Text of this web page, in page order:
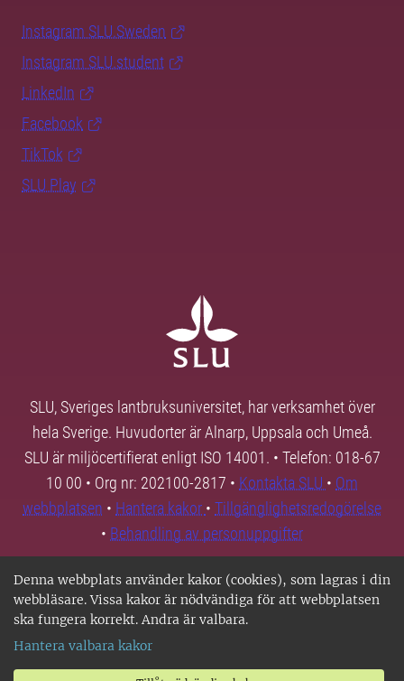
Denna webbplats använder kakor (cookies), som lagras i din
webbläsare. Vissa kakor är nödvändiga för att webbplatsen
ska fungera korrekt. Andra är valbara.
Hantera valbara kakor
Instagram SLU.Sweden
Instagram SLU.student
LinkedIn
Facebook
TikTok
SLU Play
SLU, Sveriges lantbruksuniversitet, har verksamhet över
hela Sverige. Huvudorter är Alnarp, Uppsala och Umeå.
SLU är miljöcertifierat enligt ISO 14001. • Telefon: 018-67
10 00 • Org nr: 202100-2817 • Kontakta SLU • Om
webbplatsen • Hantera kakor • Tillgänglighetsredogörelse
• Behandling av personuppgifter